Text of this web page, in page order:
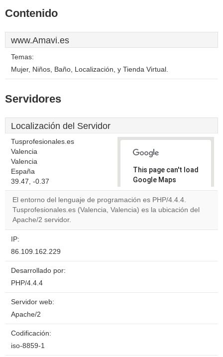
Contenido
www.Amavi.es
Temas:
Mujer, Niños, Baño, Localización, y Tienda Virtual.
Servidores
Localización del Servidor
Tusprofesionales.es
Valencia
Valencia
España
39.47, -0.37
This page can't load
Google Maps
correctly.
Do you
El entorno del lenguaje de programación es PHP/4.4.4.
Tusprofesionales.es (Valencia, Valencia) es la ubicación del
Apache/2 servidor.
IP:
86.109.162.229
Desarrollado por:
PHP/4.4.4
Servidor web:
Apache/2
Codificación:
iso-8859-1